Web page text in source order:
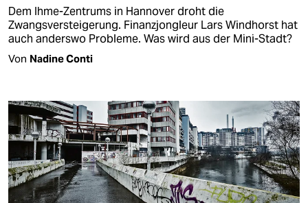
Dem Ihme-Zentrums in Hannover droht die
Zwangsversteigerung. Finanzjongleur Lars Windhorst hat
auch anderswo Probleme. Was wird aus der Mini-Stadt?
Von Nadine Conti